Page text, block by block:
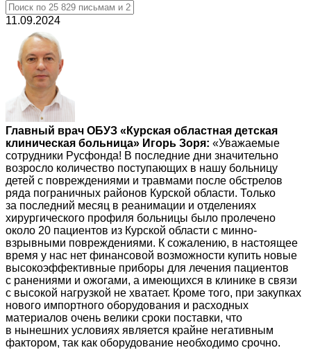
11.09.2024
Главный врач ОБУЗ «Курская областная детская
клиническая больница» Игорь Зоря: «Уважаемые
сотрудники Русфонда! В последние дни значительно
возросло количество поступающих в нашу больницу
детей с повреждениями и травмами после обстрелов
ряда пограничных районов Курской области. Только
за последний месяц в реанимации и отделениях
хирургического профиля больницы было пролечено
около 20 пациентов из Курской области с минно-
взрывными повреждениями. К сожалению, в настоящее
время у нас нет финансовой возможности купить новые
высокоэффективные приборы для лечения пациентов
с ранениями и ожогами, а имеющихся в клинике в связи
с высокой нагрузкой не хватает. Кроме того, при закупках
нового импортного оборудования и расходных
материалов очень велики сроки поставки, что
в нынешних условиях является крайне негативным
фактором, так как оборудование необходимо срочно.